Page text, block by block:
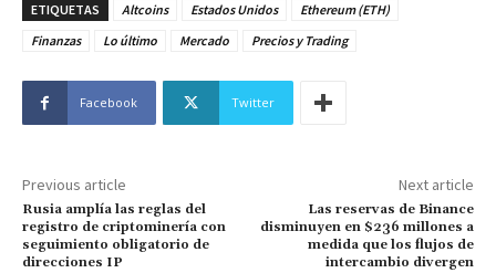
ETIQUETAS Altcoins Estados Unidos
Ethereum (ETH)
Finanzas
Lo último Mercado Precios y Trading
Facebook Twitter
Previous article
Rusia amplía las reglas del
registro de criptominería con
seguimiento obligatorio de
direcciones IP
Next article
Las reservas de Binance
disminuyen en $236 millones a
medida que los flujos de
intercambio divergen